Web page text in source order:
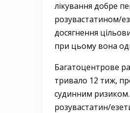
лікування добре
розувастатином/
досягнення
при цьому вона
Багатоцентрове
тривало 12 тиж,
судинним ризиком.
розувастатин/